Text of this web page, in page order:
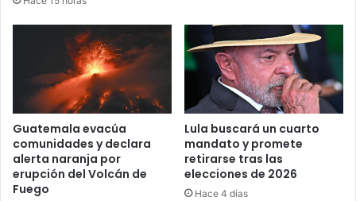
Guatemala evacúa
comunidades y declara
alerta naranja por
erupción del Volcán de
Fuego
Lula buscará un cuarto
mandato y promete
retirarse tras las
elecciones de 2026
Hace 4 días